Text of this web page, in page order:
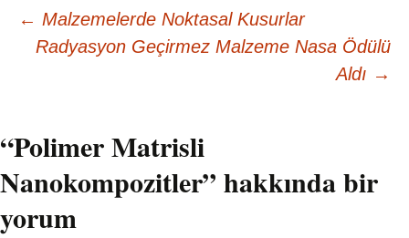
Yazı
← Malzemelerde Noktasal Kusurlar
Radyasyon Geçirmez Malzeme Nasa Ödülü
Aldı →
“Polimer Matrisli
Nanokompozitler” hakkında bir
yorum